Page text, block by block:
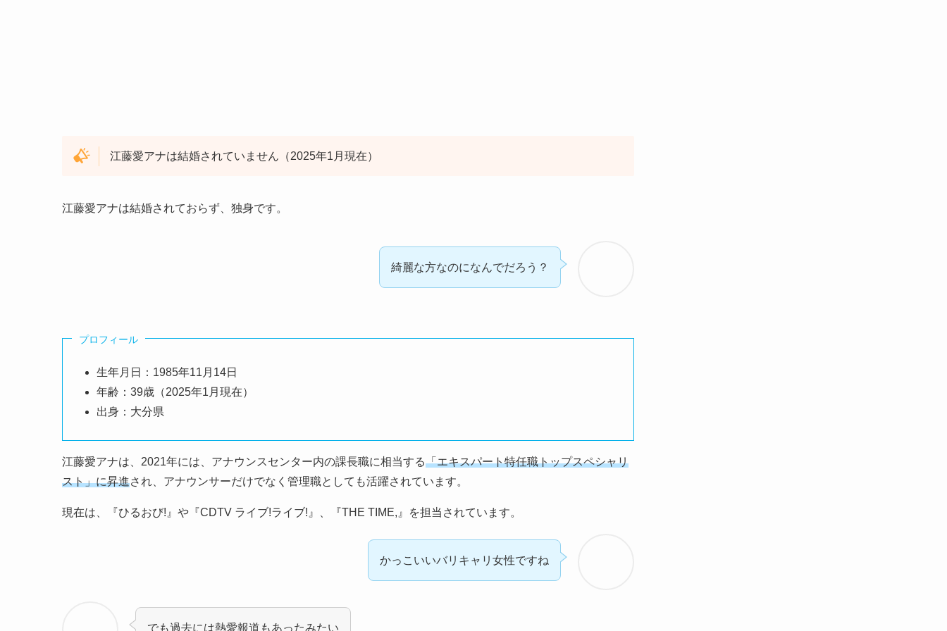
江藤愛アナは結婚されていません（2025年1月現在）
江藤愛アナは結婚されておらず、独身です。
綺麗な方なのになんでだろう？
プロフィール
生年月日：1985年11月14日
年齢：39歳（2025年1月現在）
出身：大分県
江藤愛アナは、2021年には、アナウンスセンター内の課長職に相当する「エキスパート特任職トップスペシャリ
スト」に昇進され、アナウンサーだけでなく管理職としても活躍されています。
現在は、『ひるおび!』や『CDTV ライブ!ライブ!』、『THE TIME,』を担当されています。
かっこいいバリキャリ女性ですね
でも過去には熱愛報道もあったみたい